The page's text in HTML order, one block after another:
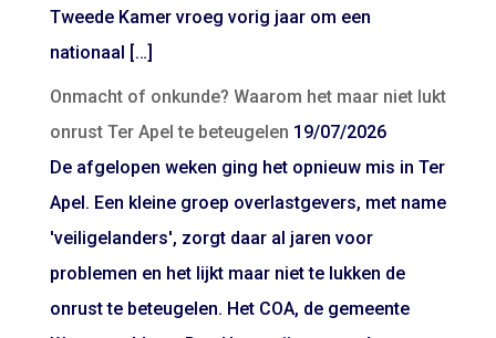
Tweede Kamer vroeg vorig jaar om een
nationaal […]
Onmacht of onkunde? Waarom het maar niet lukt
onrust Ter Apel te beteugelen 19/07/2026
De afgelopen weken ging het opnieuw mis in Ter
Apel. Een kleine groep overlastgevers, met name
'veiligelanders', zorgt daar al jaren voor
problemen en het lijkt maar niet te lukken de
onrust te beteugelen. Het COA, de gemeente